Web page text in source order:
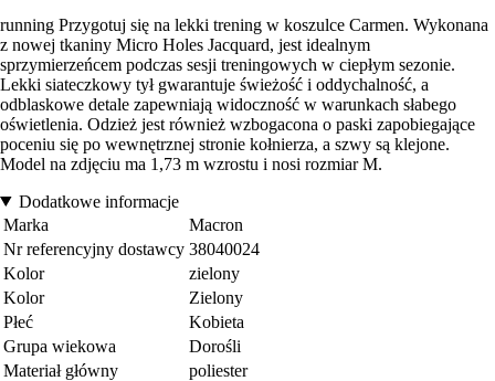
running Przygotuj się na lekki trening w koszulce Carmen. Wykonana
z nowej tkaniny Micro Holes Jacquard, jest idealnym
sprzymierzeńcem podczas sesji treningowych w ciepłym sezonie.
Lekki siateczkowy tył gwarantuje świeżość i oddychalność, a
odblaskowe detale zapewniają widoczność w warunkach słabego
oświetlenia. Odzież jest również wzbogacona o paski zapobiegające
poceniu się po wewnętrznej stronie kołnierza, a szwy są klejone.
Model na zdjęciu ma 1,73 m wzrostu i nosi rozmiar M.
Dodatkowe informacje
Marka
Macron
Nr referencyjny dostawcy 38040024
Kolor
zielony
Kolor
Zielony
Płeć
Kobieta
Grupa wiekowa
Dorośli
Materiał główny
poliester